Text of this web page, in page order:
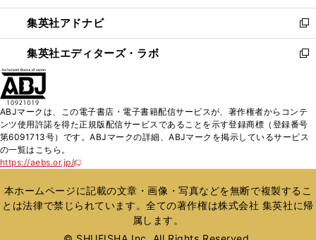
開
く
ウ
で
開
く
ン
ド
ウ
で
ウ
ィ
ン
ド
く
集英社アドナビ
新
し
い
ド
ウ
で
集英社エディターズ・ラボ
新
ィ
ン
ド
開
く
ABJマークは、この電子書店・電子書籍配信サービスが、著作権者からコンテ
ンツ使用許諾を得た正規版配信サービスであることを示す登録商標（登録番号
第6091713号）です。ABJマークの詳細、ABJマークを掲示しているサービス
の一覧はこちら。
https://aebs.or.jp/
新
い
ウ
ィ
本ホームページに記載の文章・画像・写真などを無断で複製するこ
とは法律で禁じられています。全ての著作権は株式会社 集英社に帰
属します。